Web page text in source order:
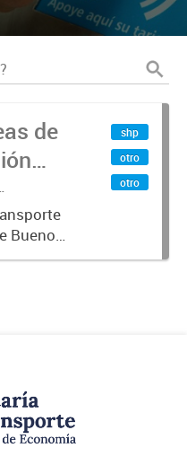
de
Buenos
shp
otro
otro